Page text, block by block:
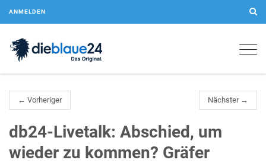
ANMELDEN
← Vorheriger Nächster →
db24-Livetalk: Abschied, um
wieder zu kommen? Gräfer